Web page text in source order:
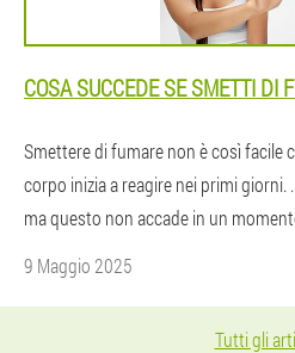
COSA SUCCEDE SE SMETTI DI
Smettere di fumare non è così facile
corpo inizia a reagire nei primi giorni.
ma questo non accade in un
9 Maggio 2025
Tutti gli